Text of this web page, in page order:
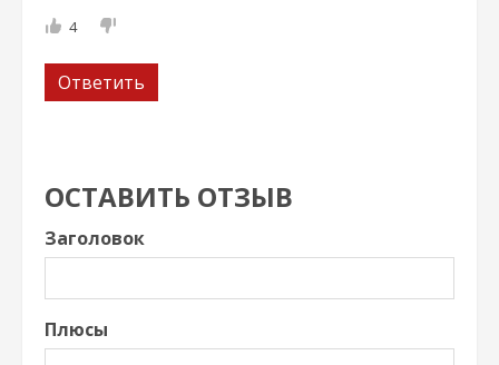
4
Ответить
ОСТАВИТЬ ОТЗЫВ
Заголовок
Плюсы